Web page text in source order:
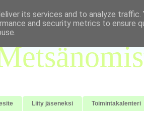
Liity jäseneksi Toimintakalenteri
its services and to analyze traffic.
and security metrics to ensure